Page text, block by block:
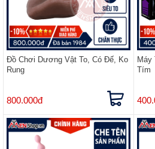
Đồ Chơi Dương Vật To, Có Đế, Ko
Rung
800.000đ
Máy
Tím